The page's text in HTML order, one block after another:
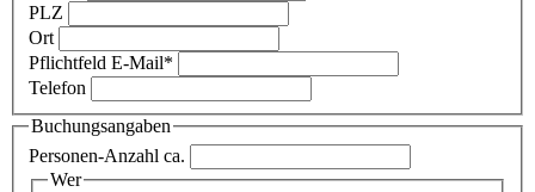
PLZ
Ort
Pflichtfeld E-Mail*
Telefon
Buchungsangaben
Personen-Anzahl ca.
Wer